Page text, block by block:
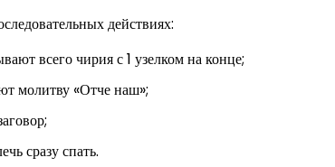
действиях:
всего чирия с 1 узелком на конце;
молитву «Отче наш»;
сразу спать.